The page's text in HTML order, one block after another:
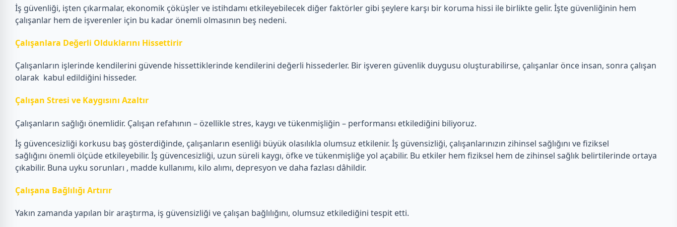
İş güvenliği, işten çıkarmalar, ekonomik çöküşler ve istihdamı etkileyebilecek diğer faktörler gibi şeylere karşı bir koruma hissi ile birlikte gelir. İşte güvenliğinin hem
çalışanlar hem de işverenler için bu kadar önemli olmasının beş nedeni.
Çalışanlara Değerli Olduklarını Hissettirir
Çalışanların işlerinde kendilerini güvende hissettiklerinde kendilerini değerli hissederler. Bir işveren güvenlik duygusu oluşturabilirse, çalışanlar önce insan, sonra çalışan
olarak kabul edildiğini hisseder.
Çalışan Stresi ve Kaygısını Azaltır
Çalışanların sağlığı önemlidir. Çalışan refahının – özellikle stres, kaygı ve tükenmişliğin – performansı etkilediğini biliyoruz.
İş güvencesizliği korkusu baş gösterdiğinde, çalışanların esenliği büyük olasılıkla olumsuz etkilenir. İş güvensizliği, çalışanlarınızın zihinsel sağlığını ve fiziksel
sağlığını önemli ölçüde etkileyebilir. İş güvencesizliği, uzun süreli kaygı, öfke ve tükenmişliğe yol açabilir. Bu etkiler hem fiziksel hem de zihinsel sağlık belirtilerinde ortaya
çıkabilir. Buna uyku sorunları , madde kullanımı, kilo alımı, depresyon ve daha fazlası dâhildir.
Çalışana Bağlılığı Artırır
Yakın zamanda yapılan bir araştırma, iş güvensizliği ve çalışan bağlılığını, olumsuz etkilediğini tespit etti.